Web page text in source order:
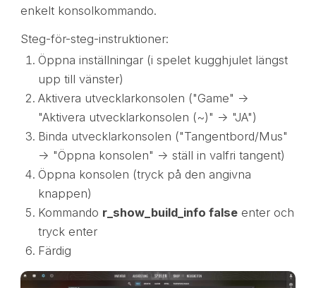
enkelt konsolkommando.
Steg-för-steg-instruktioner:
Öppna inställningar (i spelet kugghjulet längst
upp till vänster)
Aktivera utvecklarkonsolen ("Game" ->
"Aktivera utvecklarkonsolen (~)" -> "JA")
Binda utvecklarkonsolen ("Tangentbord/Mus"
-> "Öppna konsolen" -> ställ in valfri tangent)
Öppna konsolen (tryck på den angivna
knappen)
Kommando r_show_build_info falseenter och
tryck enter
Färdig